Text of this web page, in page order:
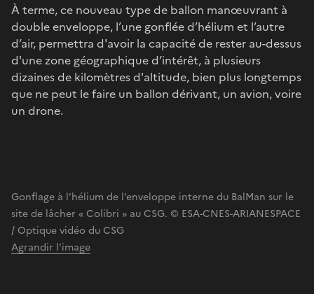
À terme, ce nouveau type de ballon manœuvrant à
double enveloppe, l’une gonflée d’hélium et l’autre
d’air, permettra d'avoir la capacité de rester au-dessus
d'une zone géographique d’intérêt, à plusieurs
dizaines de kilomètres d'altitude, bien plus longtemps
que ne peut le faire un ballon dérivant, un avion, voire
un drone.
Gonflage à l’hélium de l’enveloppe interne du BalMan sur le
site de lâcher « Colibri » au CSG. © ESA-CNES-ARIANESPACE
/ Optique vidéo du CSG
Agrandir l'image